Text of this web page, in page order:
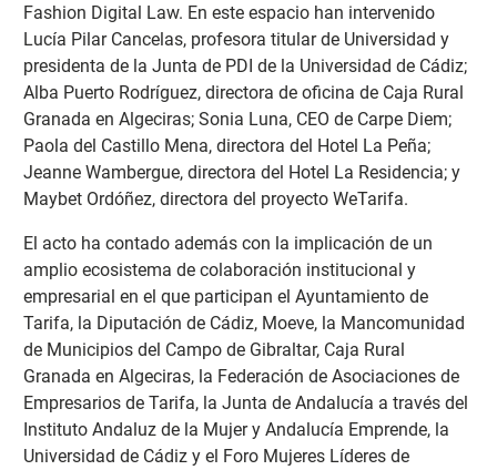
Fashion Digital Law. En este espacio han intervenido
Lucía Pilar Cancelas, profesora titular de Universidad y
presidenta de la Junta de PDI de la Universidad de Cádiz;
Alba Puerto Rodríguez, directora de oficina de Caja Rural
Granada en Algeciras; Sonia Luna, CEO de Carpe Diem;
Paola del Castillo Mena, directora del Hotel La Peña;
Jeanne Wambergue, directora del Hotel La Residencia; y
Maybet Ordóñez, directora del proyecto WeTarifa.
El acto ha contado además con la implicación de un
amplio ecosistema de colaboración institucional y
empresarial en el que participan el Ayuntamiento de
Tarifa, la Diputación de Cádiz, Moeve, la Mancomunidad
de Municipios del Campo de Gibraltar, Caja Rural
Granada en Algeciras, la Federación de Asociaciones de
Empresarios de Tarifa, la Junta de Andalucía a través del
Instituto Andaluz de la Mujer y Andalucía Emprende, la
Universidad de Cádiz y el Foro Mujeres Líderes de